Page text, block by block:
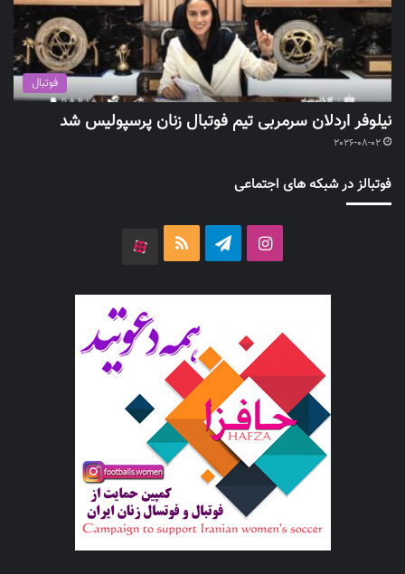
فوتبال
نیلوفر اردلان سرمربی تیم فوتبال زنان پرسپولیس شد
2026-08-02
فوتبالز در شبکه های اجتماعی
اینستاگرامتلگرام خوراک